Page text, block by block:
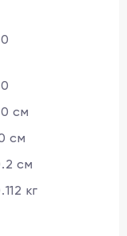
см
см
см
кг